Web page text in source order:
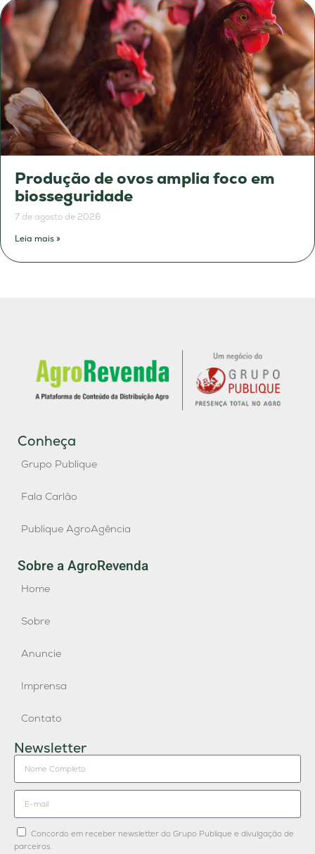
Produção de ovos amplia foco em
biosseguridade
7 de agosto de 2026
Leia mais »
Conheça
Grupo Publique
Fala Carlão
Publique AgroAgência
Sobre a AgroRevenda
Home
Sobre
Anuncie
Imprensa
Contato
Newsletter
Concordo em receber newsletter do Grupo Publique e divulgação de
parceiros.